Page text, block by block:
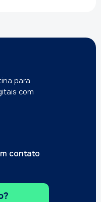
para
com
contato